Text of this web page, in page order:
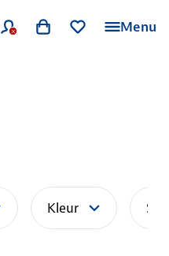
Menu
Kleur